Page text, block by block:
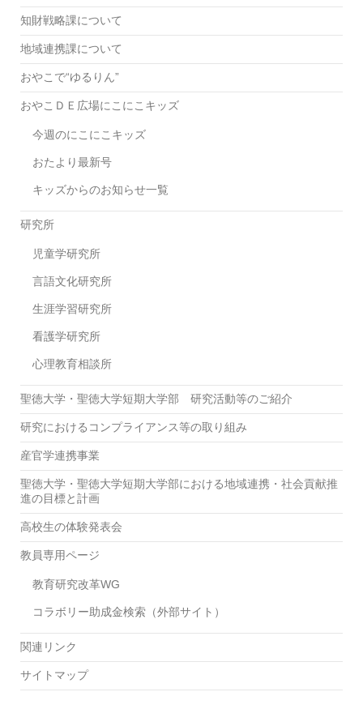
知財戦略課について
地域連携課について
おやこで“ゆるりん”
おやこＤＥ広場にこにこキッズ
今週のにこにこキッズ
おたより最新号
キッズからのお知らせ一覧
研究所
児童学研究所
言語文化研究所
生涯学習研究所
看護学研究所
心理教育相談所
聖徳大学・聖徳大学短期大学部 研究活動等のご紹介
研究におけるコンプライアンス等の取り組み
産官学連携事業
聖徳大学・聖徳大学短期大学部における地域連携・社会貢献推
進の目標と計画
高校生の体験発表会
教員専用ページ
教育研究改革WG
コラボリー助成金検索（外部サイト）
関連リンク
サイトマップ